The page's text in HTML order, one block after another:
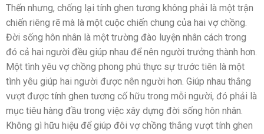
Thến nhưng, chống lại tính ghen tương không phải là một trận
chiến riêng rẽ mà là một cuộc chiến chung của hai vợ chồng.
Đời sống hôn nhân là một trường đào luyện nhân cách trong
đó cả hai người đều giúp nhau để nên người trưởng thành hơn.
Một tình yêu vợ chồng phong phú thực sự trước tiên là một
tình yêu giúp hai người được nên người hơn. Giúp nhau thắng
vượt được tính ghen tương cố hữu trong mỗi người, đó phải là
mục tiêu hàng đầu trong việc xây dựng đời sống hôn nhân.
Không gì hữu hiệu để giúp đôi vợ chồng thắng vượt tính ghen